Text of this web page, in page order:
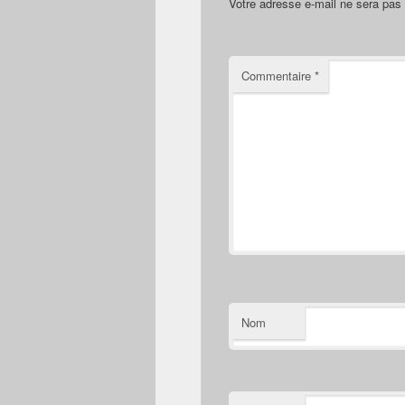
Commentaire *
Nom